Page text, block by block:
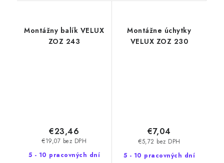
Montážny balík VELUX
ZOZ 243
5 - 10 pracovných dní
€19,07 bez DPH
€23,46
Montážne úchytky
VELUX ZOZ 230
5 - 10 pracovných dní
€5,72 bez DPH
€7,04